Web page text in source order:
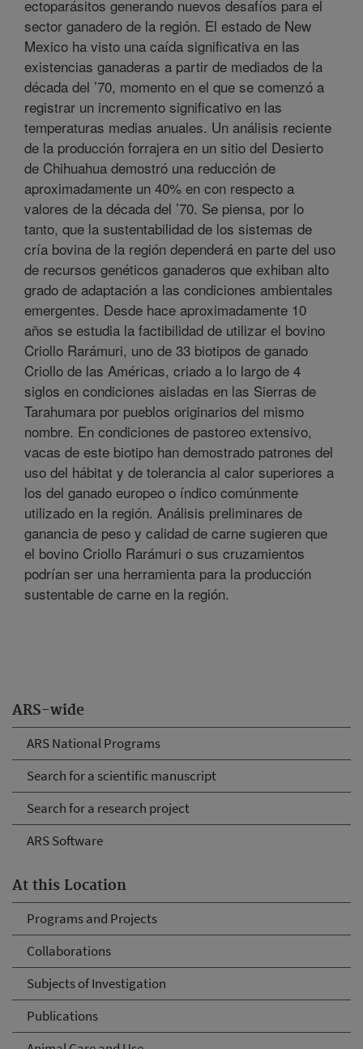
ARS-wide
ARS National Programs
Search for a scientific manuscript
Search for a research project
ARS Software
At this Location
Programs and Projects
Collaborations
Subjects of Investigation
Publications
ectoparásitos generando nuevos desafíos para el
sector ganadero de la región. El estado de New
Mexico ha visto una caída significativa en las
existencias ganaderas a partir de mediados de la
década del ’70, momento en el que se comenzó a
registrar un incremento significativo en las
temperaturas medias anuales. Un análisis reciente
de la producción forrajera en un sitio del Desierto
de Chihuahua demostró una reducción de
aproximadamente un 40% en con respecto a
valores de la década del ’70. Se piensa, por lo
tanto, que la sustentabilidad de los sistemas de
cría bovina de la región dependerá en parte del uso
de recursos genéticos ganaderos que exhiban alto
grado de adaptación a las condiciones ambientales
emergentes. Desde hace aproximadamente 10
años se estudia la factibilidad de utilizar el bovino
Criollo Rarámuri, uno de 33 biotipos de ganado
Criollo de las Américas, criado a lo largo de 4
siglos en condiciones aisladas en las Sierras de
Tarahumara por pueblos originarios del mismo
nombre. En condiciones de pastoreo extensivo,
vacas de este biotipo han demostrado patrones del
uso del hábitat y de tolerancia al calor superiores a
los del ganado europeo o índico comúnmente
utilizado en la región. Análisis preliminares de
ganancia de peso y calidad de carne sugieren que
el bovino Criollo Rarámuri o sus cruzamientos
podrían ser una herramienta para la producción
sustentable de carne en la región.